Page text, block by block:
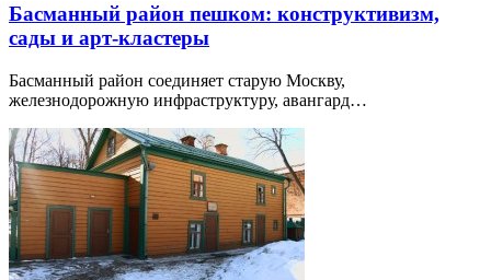
Басманный район пешком: конструктивизм,
сады и арт-кластеры
Басманный район соединяет старую Москву,
железнодорожную инфраструктуру, авангард…